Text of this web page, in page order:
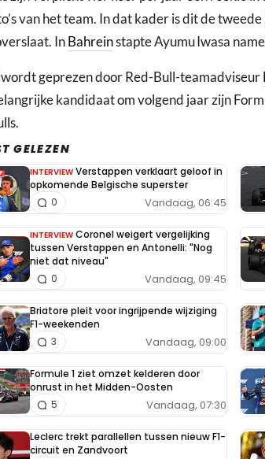
van het team. In dat kader is dit de
InBahreinstapte Ayumu Iwasa
geprezen door Red-Bull-teamadviseur
kandidaat om volgend jaar zijn
GELEZEN
INTERVIEW Verstappen verklaart geloof in
opkomende Belgische superster
Vandaag, 06:45
0
INTERVIEW Coronel weigert vergelijking
tussen Verstappen en Antonelli: "Nog
niet dat niveau"
Vandaag, 09:45
0
Briatore pleit voor ingrijpende wijziging
F1-weekenden
Vandaag, 09:00
3
Formule 1 ziet omzet kelderen door
onrust in het Midden-Oosten
Vandaag, 07:30
5
Leclerc trekt parallellen tussen nieuw F1-
circuit en Zandvoort